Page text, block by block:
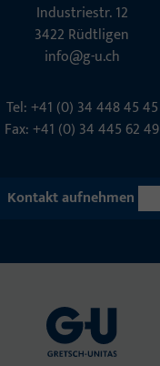
Indu­s­triestr. 12
3422 Rüdt­ligen
info@g-u.ch
Tel: +41 (0) 34 448 45 45
Fax: +41 (0) 34 445 62 49
Kontakt aufnehmen